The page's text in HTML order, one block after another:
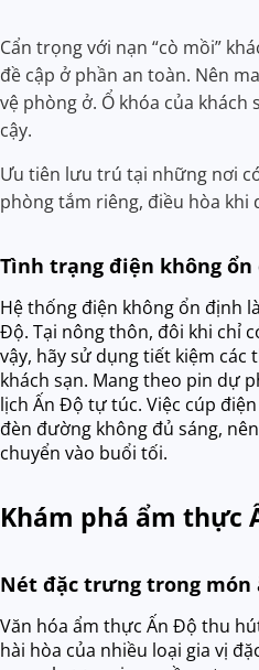
Cẩn trọng với nạn “cò mồi”
đề cập ở phần an toàn. Nên
vệ phòng ở. Ổ khóa của
cậy.
Ưu tiên lưu trú tại những nơi
phòng tắm riêng, điều hòa khi
Tình trạng điện không
Hệ thống điện không ổn định
Độ. Tại nông thôn, đôi khi chỉ
vậy, hãy sử dụng tiết kiệm các
khách sạn. Mang theo pin dự
lịch Ấn Độ tự túc. Việc cúp
đèn đường không đủ sáng,
chuyển vào buổi tối.
Khám phá ẩm thực
Nét đặc trưng trong món
Văn hóa ẩm thực Ấn Độ thu
hài hòa của nhiều loại gia vị